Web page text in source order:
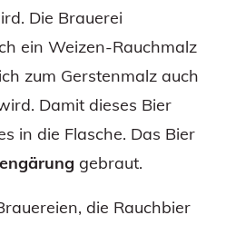
Die Brauerei
ein Weizen-Rauchmalz
zum Gerstenmalz auch
Damit dieses Bier
in die Flasche. Das Bier
gebraut.
die Rauchbier